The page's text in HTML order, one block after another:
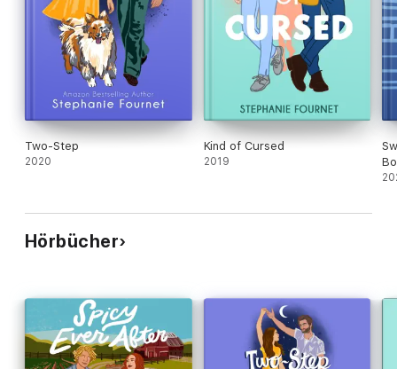
Two-Step
2020
Kind of Cursed
2019
Hörbücher